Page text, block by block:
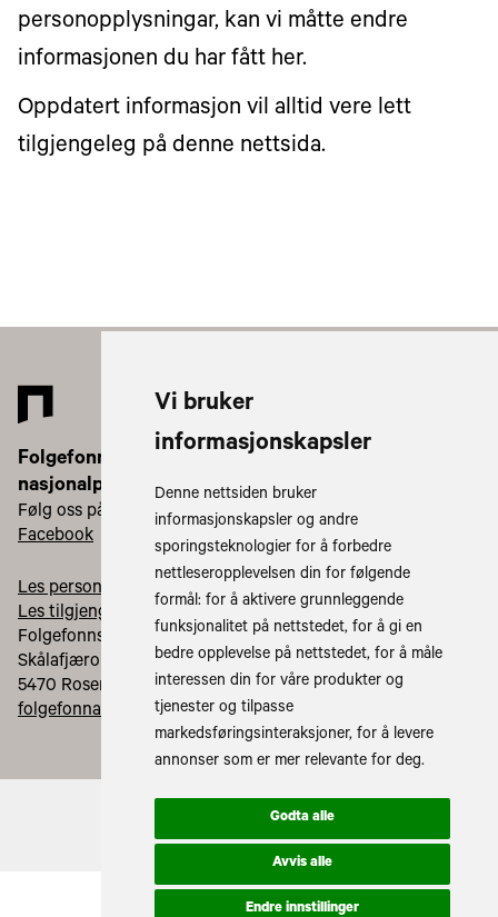
Vi bruker
informasjonskapsler
Denne nettsiden bruker
informasjonskapsler og andre
sporingsteknologier for å forbedre
nettleseropplevelsen din for følgende
formål: for å aktivere grunnleggende
funksjonalitet på nettstedet, for å gi en
bedre opplevelse på nettstedet, for å måle
interessen din for våre produkter og
tjenester og tilpasse
markedsføringsinteraksjoner, for å levere
annonser som er mer relevante for deg.
Godta alle
Avvis alle
Endre innstillinger
personopplysningar, kan vi måtte endre
informasjonen du har fått her.
Oppdatert informasjon vil alltid vere lett
tilgjengeleg på denne nettsida.
Folgefonna
nasjonalparkstyre
Følg oss på:
Facebook
Instagram
Les personvernerklæringa vår
Les tilgjengelegheitserklæring vår
Folgefonnsenteret
Skålafjæro 17
5470 Rosendal
folgefonna@statsforvalteren.no